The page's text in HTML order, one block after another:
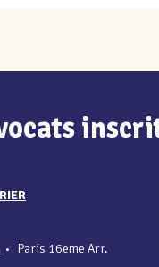
• Paris 16eme Arr.